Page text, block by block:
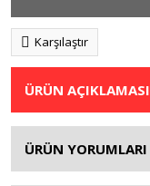
Karşılaştır
ÜRÜN AÇIKLAMASI
ÜRÜN YORUMLARI